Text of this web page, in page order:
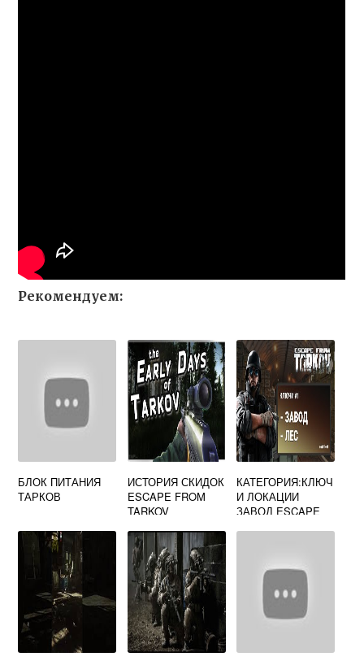
Рекомендуем:
БЛОК ПИТАНИЯ
ТАРКОВ
ИСТОРИЯ СКИДОК
ESCAPE FROM
TARKOV
КАТЕГОРИЯ:КЛЮЧ
И ЛОКАЦИИ
ЗАВОД ESCAPE